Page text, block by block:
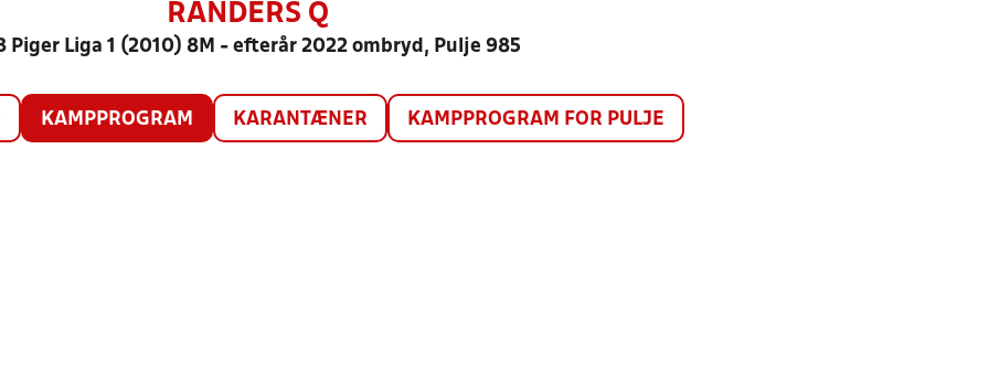
RANDERS Q
Piger Liga 1 (2010) 8M - efterår 2022 ombryd, Pulje 985
KAMPPROGRAM KARANTÆNER KAMPPROGRAM FOR PULJE